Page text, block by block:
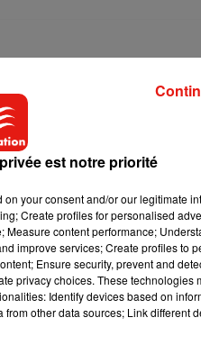
après de trop
d’Indre-et-Loire,
de civisme de
barrières. Selon la
sont désormais
« mais si des
est notre priorité
your consent and/or our legitimate
Create profiles for personalised
content performance;
improve services; Create profiles to
Ensure security, prevent and
privacy choices. These technologies
Identify devices based on
other data sources; Link different